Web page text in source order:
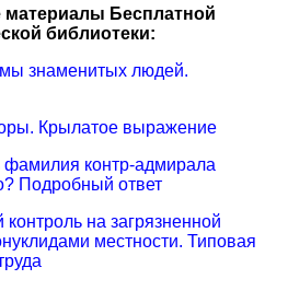
материалы Бесплатной
библиотеки:
знаменитых людей.
Крылатое выражение
фамилия контр-адмирала
Подробный ответ
на загрязненной
местности. Типовая